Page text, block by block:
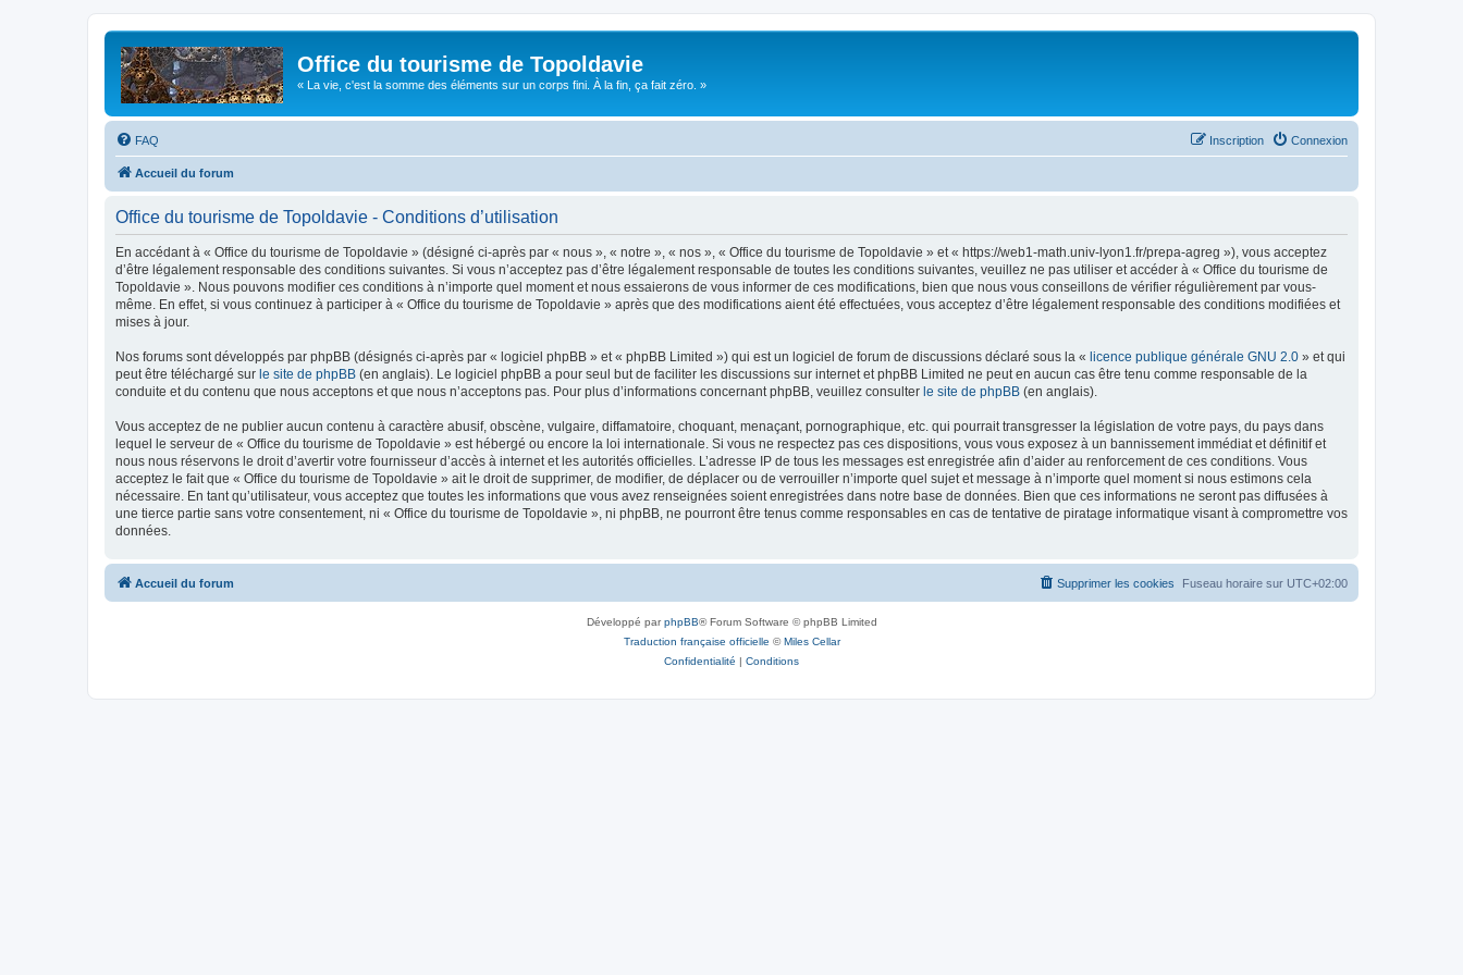
Office du tourisme de Topoldavie
« La vie, c'est la somme des éléments sur un corps fini. À la fin, ça fait zéro. »
FAQ Connexion
Inscription
Accueil du forum
Office du tourisme de Topoldavie - Conditions d’utilisation
En accédant à « Office du tourisme de Topoldavie » (désigné ci-après par « nous », « notre », « nos », « Office du tourisme de Topoldavie » et « https://web1-math.univ-lyon1.fr/prepa-agreg »), vous acceptez
d’être légalement responsable des conditions suivantes. Si vous n’acceptez pas d’être légalement responsable de toutes les conditions suivantes, veuillez ne pas utiliser et accéder à « Office du tourisme de
Topoldavie ». Nous pouvons modifier ces conditions à n’importe quel moment et nous essaierons de vous informer de ces modifications, bien que nous vous conseillons de vérifier régulièrement par vous-
même. En effet, si vous continuez à participer à « Office du tourisme de Topoldavie » après que des modifications aient été effectuées, vous acceptez d’être légalement responsable des conditions modifiées et
mises à jour.
Nos forums sont développés par phpBB (désignés ci-après par « logiciel phpBB » et « phpBB Limited ») qui est un logiciel de forum de discussions déclaré sous la « licence publique générale GNU 2.0 » et qui
peut être téléchargé sur le site de phpBB (en anglais). Le logiciel phpBB a pour seul but de faciliter les discussions sur internet et phpBB Limited ne peut en aucun cas être tenu comme responsable de la
conduite et du contenu que nous acceptons et que nous n’acceptons pas. Pour plus d’informations concernant phpBB, veuillez consulter le site de phpBB (en anglais).
Vous acceptez de ne publier aucun contenu à caractère abusif, obscène, vulgaire, diffamatoire, choquant, menaçant, pornographique, etc. qui pourrait transgresser la législation de votre pays, du pays dans
lequel le serveur de « Office du tourisme de Topoldavie » est hébergé ou encore la loi internationale. Si vous ne respectez pas ces dispositions, vous vous exposez à un bannissement immédiat et définitif et
nous nous réservons le droit d’avertir votre fournisseur d’accès à internet et les autorités officielles. L’adresse IP de tous les messages est enregistrée afin d’aider au renforcement de ces conditions. Vous
acceptez le fait que « Office du tourisme de Topoldavie » ait le droit de supprimer, de modifier, de déplacer ou de verrouiller n’importe quel sujet et message à n’importe quel moment si nous estimons cela
nécessaire. En tant qu’utilisateur, vous acceptez que toutes les informations que vous avez renseignées soient enregistrées dans notre base de données. Bien que ces informations ne seront pas diffusées à
une tierce partie sans votre consentement, ni « Office du tourisme de Topoldavie », ni phpBB, ne pourront être tenus comme responsables en cas de tentative de piratage informatique visant à compromettre vos
données.
Accueil du forum Fuseau horaire sur UTC+02:00
Supprimer les cookies
Développé parphpBB® Forum Software © phpBB Limited
Traduction française officielle ©Miles Cellar
Confidentialité | Conditions